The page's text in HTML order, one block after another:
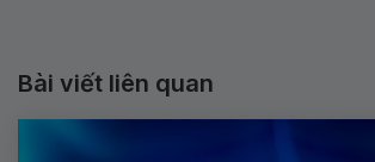
Bài viết liên quan